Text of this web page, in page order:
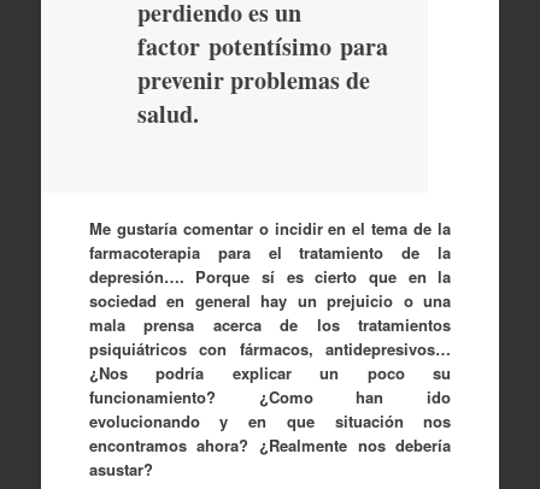
perdiendo es un
factor potentísimo para
prevenir problemas de
salud.
Me gustaría comentar o incidir en el tema de la
farmacoterapia para el tratamiento de la
depresión…. Porque sí es cierto que en la
sociedad en general hay un prejuicio o una
mala prensa acerca de los tratamientos
psiquiátricos con fármacos, antidepresivos…
¿Nos podría explicar un poco su
funcionamiento? ¿Como han ido
evolucionando y en que situación nos
encontramos ahora? ¿Realmente nos debería
asustar?